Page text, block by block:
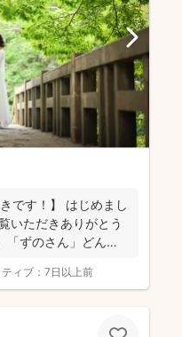
です！】 はじめまし
いただきありがとう
「ずのさん」どん
ィブ： 7日以上前